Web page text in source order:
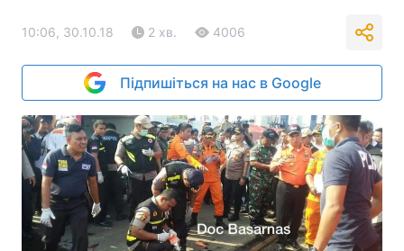
10:06, 30.10.18 2 хв. 4006
Підпишіться на нас в Google